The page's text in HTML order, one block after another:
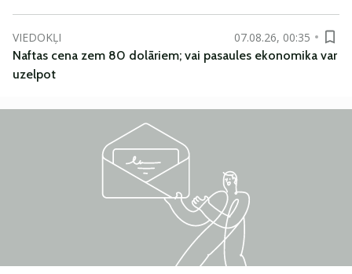
VIEDOKĻI
07.08.26, 00:35
Naftas cena zem 80 dolāriem; vai pasaules ekonomika var
uzelpot